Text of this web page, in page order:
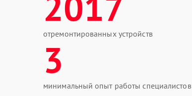
отремонтированных устройств
3
минимальный опыт работы специалистов